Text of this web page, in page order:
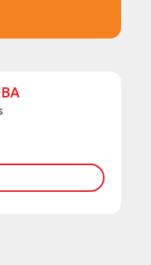
manejo adequado e
no YouTube, ou fale
o segredo para